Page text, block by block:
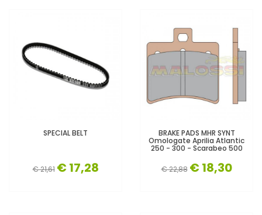
SPECIAL BELT
€ 21,61 € 17,28
BRAKE PADS MHR SYNT
Omologate Aprilia Atlantic
250 - 300 - Scarabeo 500
€ 22,88 € 18,30